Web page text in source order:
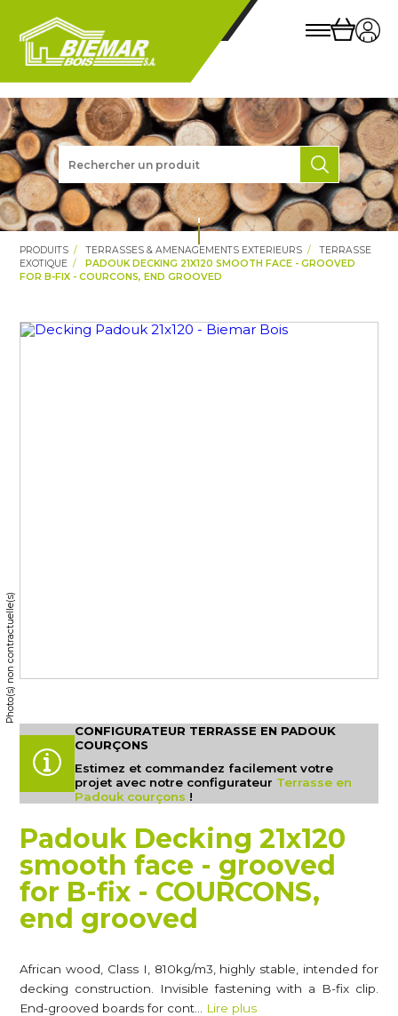
PRODUITS TERRASSES & AMENAGEMENTS EXTERIEURS
TERRASSE
EXOTIQUE
PADOUK DECKING 21X120 SMOOTH FACE - GROOVED
FOR B-FIX - COURCONS, END GROOVED
Photo(s) non contractuelle(s)
CONFIGURATEUR TERRASSE EN PADOUK
COURÇONS
Estimez et commandez facilement votre
projet avec notre configurateur Terrasse en
Padouk courçons !
Padouk Decking 21x120
smooth face - grooved
for B-fix - COURCONS,
end grooved
African wood, Class I, 810kg/m3, highly stable, intended for
decking construction. Invisible fastening with a B-fix clip.
End-grooved boards for cont… Lire plus